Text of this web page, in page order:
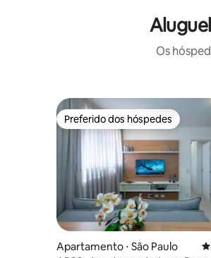
Os
Preferido dos hóspedes
Preferido dos hóspedes
Apartamento ⋅ São Paulo